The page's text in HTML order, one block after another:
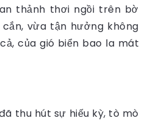
thảnh thơi ngồi trên bờ
vừa tận hưởng không
của gió biển bao la mát
thu hút sự hiếu kỳ, tò mò